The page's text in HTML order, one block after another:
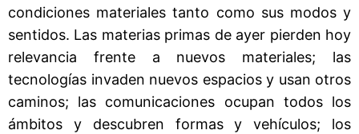
condiciones materiales tanto como sus modos y
sentidos. Las materias primas de ayer pierden hoy
relevancia frente a nuevos materiales; las
tecnologías invaden nuevos espacios y usan otros
caminos; las comunicaciones ocupan todos los
ámbitos y descubren formas y vehículos; los